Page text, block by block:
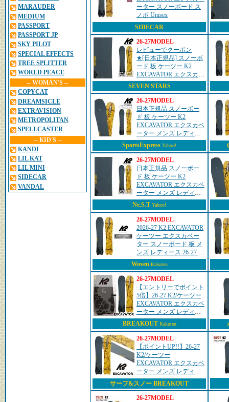
MARAUDER
MEDIUM
PASSPORT
PASSPORT JP
SKY PILOT
SPECIAL EFFECTS
TREE SPLITTER
WORLD PEACE
-- WOMAN'S --
COPYCAT
DREAMSICLE
EXTRAVISION
METROPOLITAN
SPELLCASTER
-- KID'S --
KANDI
LIL KAT
LIL MINI
SIDECAR
VANDAL
ーター スノーボード ス
ノボ Unisex
SIDECAR
26-27MODEL
レビューでクーポン
★[日本正規品] スノーボ
ード 板 ケーツー K2
EXCAVATOR エクスカベ
ーター メンズ レディー
ス 26-27
SEVEN STARS
26-27MODEL
日本正規品 スノーボー
ド 板 ケーツー K2
EXCAVATOR エクスカベ
ーター メンズ レディー
ス 26-27
SportsExpress Yahoo!
26-27MODEL
日本正規品 スノーボー
ド 板 ケーツー K2
EXCAVATOR エクスカベ
ーター メンズ レディー
ス 26-27
Ne.S.T Yahoo!
26-27MODEL
2026-27 K2 EXCAVATOR
ケーツー エクスカベー
ター スノーボード 板 メ
ンズ レディース 26-27 日
本正規品
Woven Rakuten
26-27MODEL
【エントリーでポイント
5倍】26-27 K2/ケーツー
EXCAVATOR エクスカベ
ーター メンズ レディー
ス スノーボード カービ
ング パウダー 板 2027 予
約商品
BREAKOUT Rakuten
26-27MODEL
【ポイントUP!!】26-27
K2/ケーツー
EXCAVATOR エクスカベ
ーター メンズ レディー
ス スノーボード カービ
ング パウダー 板 2027 予
約商品
サーフ&スノー BREAKOUT
26-27MODEL